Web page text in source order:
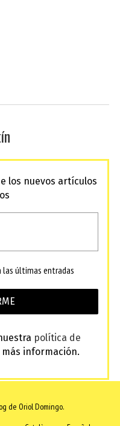
los nuevos artículos
las últimas entradas
política de
información.
de Oriol Domingo.